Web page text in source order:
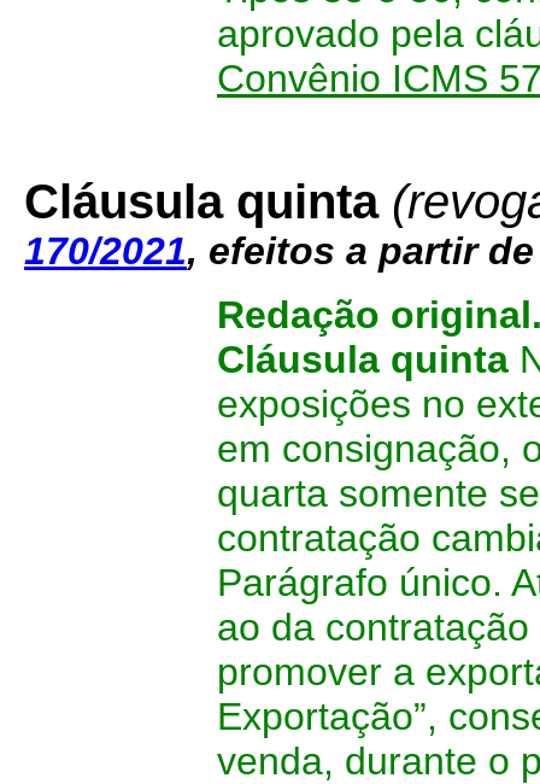
aprovado pela
Convênio ICMS
Cláusula quinta
170/2021, efeitos a partir de
Redação
Cláusula quinta
exposições no
em consignação,
quarta somente
contratação
Parágrafo único.
ao da
promover a
Exportação”,
venda, durante o